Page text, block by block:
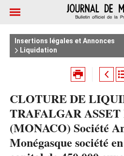
Insertions légales et Annonces
Liquidation
CLOTURE DE
TRAFALGAR
(MONACO) Société
Monégasque société